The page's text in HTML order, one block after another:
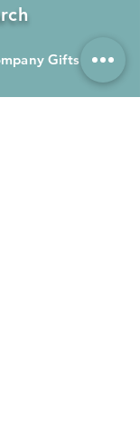
Gifts
Advertising